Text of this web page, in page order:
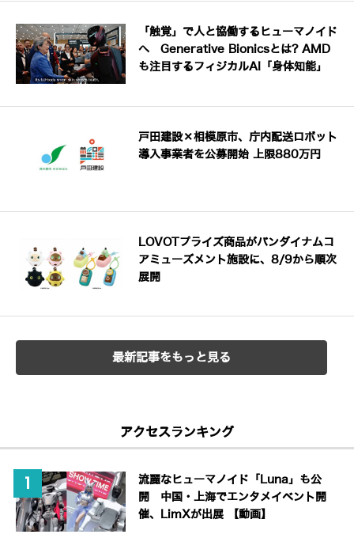
「触覚」で人と協働するヒューマノイド
へ Generative Bionicsとは? AMD
も注目するフィジカルAI「身体知能」
戸田建設×相模原市、庁内配送ロボット
導入事業者を公募開始 上限880万円
LOVOTプライズ商品がバンダイナムコ
アミューズメント施設に、8/9から順次
展開
最新記事をもっと見る
アクセスランキング
流麗なヒューマノイド「Luna」も公
開 中国・上海でエンタメイベント開
催、LimXが出展 【動画】